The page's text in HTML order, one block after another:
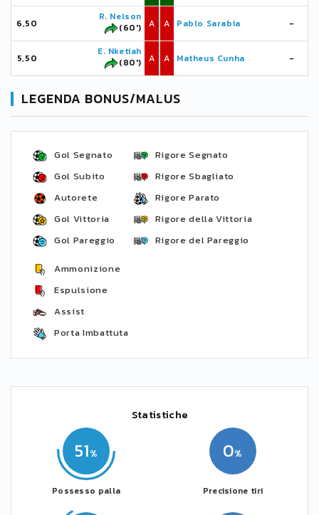
6,50
R. Nelson
(60')
A
5,50
E. Nketiah
(80')
A
A Pablo Sarabia -
A Matheus Cunha -
LEGENDA BONUS/MALUS
Gol Segnato
Gol Subito
Autorete
Gol Vittoria
Gol Pareggio
Rigore Segnato
Rigore Sbagliato
Rigore Parato
Rigore della Vittoria
Rigore del Pareggio
Ammonizione
Espulsione
Assist
Porta Imbattuta
Statistiche
51
Possesso palla
0
Precisione tiri